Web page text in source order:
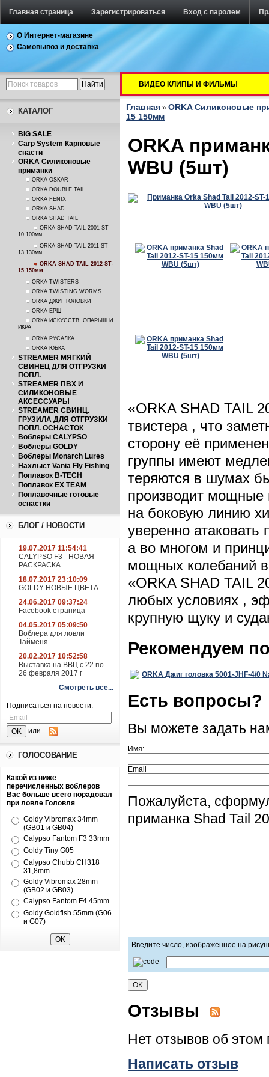
Главная страница Зарегистрироваться Вход с паролем
О Интернет-магазине
Самовывоз и доставка
КАТАЛОГ
BIG SALE
Carp System Карповые
снасти
ORKA Силиконовые
приманки
ORKA OSKAR
ORKA DOUBLE TAIL
ORKA FENIX
ORKA SHAD
ORKA SHAD TAIL
ORKA SHAD TAIL 2001-ST-
10 100мм
ORKA SHAD TAIL 2011-ST-
13 130мм
ORKA SHAD TAIL 2012-ST-
15 150мм
ORKA TWISTERS
ORKA TWISTING WORMS
ORKA ДЖИГ ГОЛОВКИ
ORKA ЕРШ
ORKA ИСКУССТВ. ОПАРЫШ И
ИКРА
ORKA РУСАЛКА
ORKA ЮБКА
STREAMER МЯГКИЙ
СВИНЕЦ ДЛЯ ОТГРУЗКИ
ПОПЛ.
STREAMER ПВХ И
СИЛИКОНОВЫЕ
АКСЕССУАРЫ
STREAMER СВИНЦ.
ГРУЗИЛА ДЛЯ ОТГРУЗКИ
ПОПЛ. ОСНАСТОК
Воблеры CALYPSO
Воблеры GOLDY
Воблеры Monarch Lures
Нахлыст Vania Fly Fishing
Поплавок B-TECH
Поплавок EX TEAM
Поплавочные готовые
оснастки
БЛОГ / НОВОСТИ
19.07.2017 11:54:41
CALYPSO F3 - НОВАЯ
РАСКРАСКА
18.07.2017 23:10:09
GOLDY НОВЫЕ ЦВЕТА
24.06.2017 09:37:24
Facebook страница
04.05.2017 05:09:50
Воблера для ловли
Тайменя
20.02.2017 10:52:58
Выставка на ВВЦ с 22 по
26 февраля 2017 г
Смотреть все...
Подписаться на новости:
или
ГОЛОСОВАНИЕ
Какой из ниже
перечисленных воблеров
Вас больше всего порадовал
при ловле Головля
Goldy Vibromax 34mm
(GB01 и GB04)
Calypso Fantom F3 33mm
Goldy Tiny G05
Calypso Chubb CH318
31,8mm
Goldy Vibromax 28mm
(GB02 и GB03)
Calypso Fantom F4 45mm
Goldy Goldfish 55mm (G06
и G07)
ВИДЕО КЛИПЫ И ФИЛЬМЫ
Главная » ORKA Силиконовые
15 150мм
ORKA
WBU (5шт)
«ORKA SHAD TAIL
твистера , что
сторону её
группы имеют
теряются в шумах
производит мощные
на боковую линию
уверенно
а во многом и
мощных колебаний
«ORKA SHAD TAIL
любых условиях ,
крупную щуку и
Рекомендуем
ORKA Джиг головка 5001-JHF-4/0
Есть вопросы?
Вы можете задать
Имя:
Email
Пожалуйста,
приманка Shad Tail
Введите число, изображенное на
Отзывы
Нет отзывов об этом
Написать отзыв